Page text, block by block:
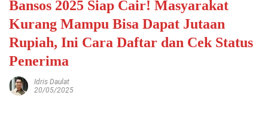
Bansos 2025 Siap Cair! Masyarakat
Kurang Mampu Bisa Dapat Jutaan
Rupiah, Ini Cara Daftar dan Cek Status
Penerima
Idris Daulat
20/05/2025